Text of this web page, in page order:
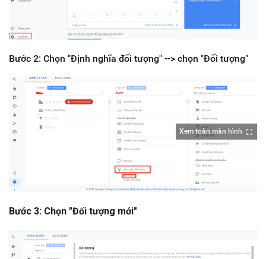
Bước 2: Chọn "Định nghĩa đối tượng" --> chọn "Đối tượng"
Xem toàn màn hình
Bước 3: Chọn "Đối tượng mới"